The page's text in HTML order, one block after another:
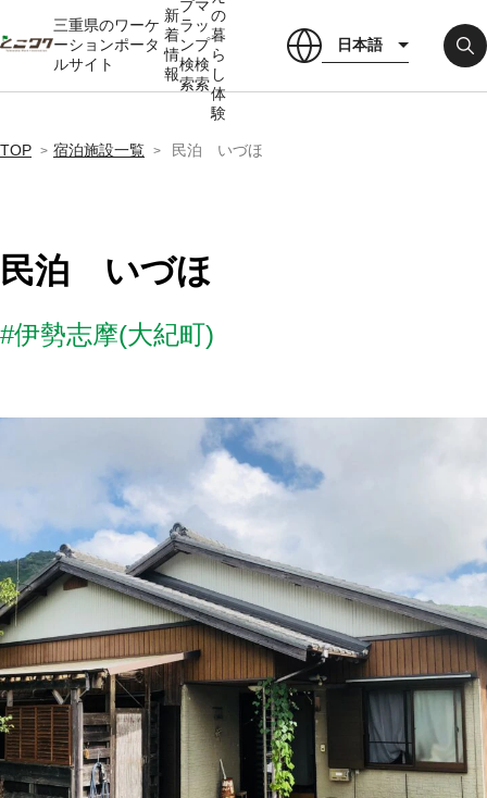
三重県のワーケ
ーションポータ
ルサイト
新
着
情
報
プ
ラ
ン
検
索
マ
ッ
プ
検
索
の
暮
ら
し
体
験
日本語
TOP 宿泊施設一覧 民泊 いづほ
民泊 いづほ
#伊勢志摩(大紀町)